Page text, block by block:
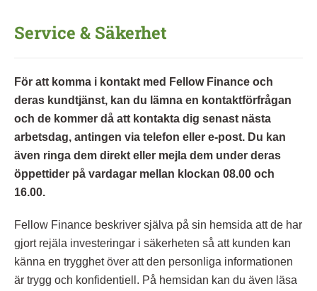
Service & Säkerhet
För att komma i kontakt med Fellow Finance och
deras kundtjänst, kan du lämna en kontaktförfrågan
och de kommer då att kontakta dig senast nästa
arbetsdag, antingen via telefon eller e-post. Du kan
även ringa dem direkt eller mejla dem under deras
öppettider på vardagar mellan klockan 08.00 och
16.00.
Fellow Finance beskriver själva på sin hemsida att de har
gjort rejäla investeringar i säkerheten så att kunden kan
känna en trygghet över att den personliga informationen
är trygg och konfidentiell. På hemsidan kan du även läsa